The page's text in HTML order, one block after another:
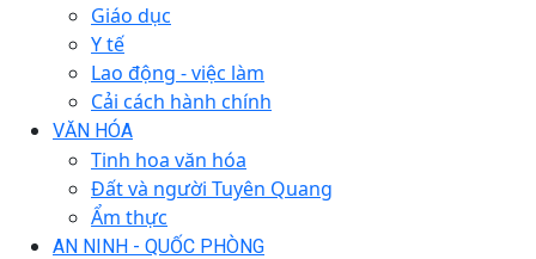
Giáo dục
Y tế
Lao động - việc làm
Cải cách hành chính
VĂN HÓA
Tinh hoa văn hóa
Đất và người Tuyên Quang
Ẩm thực
AN NINH - QUỐC PHÒNG